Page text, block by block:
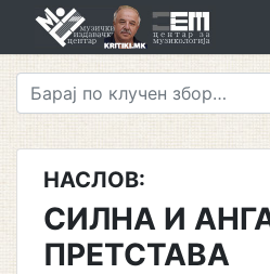
НАСЛОВ:
СИЛНА И
ПРЕТСТАВА